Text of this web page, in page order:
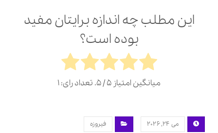
این مطلب چه اندازه برایتان مفید
بوده است؟
میانگین امتیاز 5/ 5. تعداد رای: 1
می 24, 2026 فیروزه